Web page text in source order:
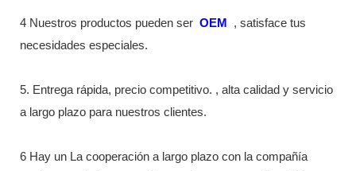
4 Nuestros productos pueden ser OEM
, satisface tus
necesidades especiales.
5. Entrega rápida, precio competitivo. , alta calidad y servicio
a largo plazo para nuestros clientes.
6 Hay un La cooperación a largo plazo con la compañía